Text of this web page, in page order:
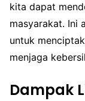
kita dapat
masyarakat. Ini
untuk
menjaga
Dampak